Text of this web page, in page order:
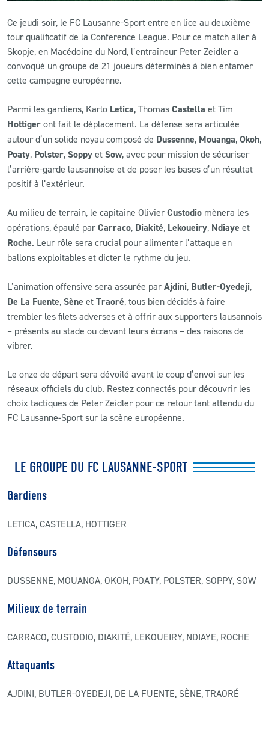
L’APP DU LS
LS ACADEMY CAMPS
MATCH DES CELEBRITES
PRESSE ET MEDIAS
Ce jeudi soir, le FC Lausanne-Sport entre en lice au deuxième
tour qualificatif de la Conference League. Pour ce match aller à
Skopje, en Macédoine du Nord, l’entraîneur Peter Zeidler a
convoqué un groupe de 21 joueurs déterminés à bien entamer
cette campagne européenne.
Parmi les gardiens, Karlo Letica, Thomas Castella et Tim
Hottiger ont fait le déplacement. La défense sera articulée
autour d’un solide noyau composé de Dussenne, Mouanga, Okoh,
Poaty, Polster, Soppy et Sow, avec pour mission de sécuriser
l’arrière-garde lausannoise et de poser les bases d’un résultat
positif à l’extérieur.
Au milieu de terrain, le capitaine Olivier Custodio mènera les
opérations, épaulé par Carraco, Diakité, Lekoueiry, Ndiaye et
Roche. Leur rôle sera crucial pour alimenter l’attaque en
ballons exploitables et dicter le rythme du jeu.
L’animation offensive sera assurée par Ajdini, Butler-Oyedeji,
De La Fuente, Sène et Traoré, tous bien décidés à faire
trembler les filets adverses et à offrir aux supporters lausannois
– présents au stade ou devant leurs écrans – des raisons de
vibrer.
Le onze de départ sera dévoilé avant le coup d’envoi sur les
réseaux officiels du club. Restez connectés pour découvrir les
choix tactiques de Peter Zeidler pour ce retour tant attendu du
FC Lausanne-Sport sur la scène européenne.
LE GROUPE DU FC LAUSANNE-SPORT
Gardiens
LETICA, CASTELLA, HOTTIGER
Défenseurs
DUSSENNE, MOUANGA, OKOH, POATY, POLSTER, SOPPY, SOW
Milieux de terrain
CARRACO, CUSTODIO, DIAKITÉ, LEKOUEIRY, NDIAYE, ROCHE
Attaquants
AJDINI, BUTLER-OYEDEJI, DE LA FUENTE, SÈNE, TRAORÉ